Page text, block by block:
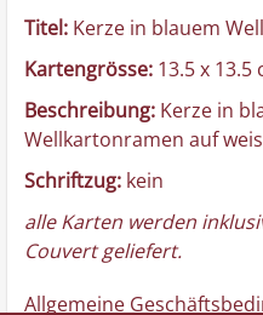
Titel:Kerze in blauem
Kartengrösse:13.5 x 13.5
Beschreibung:Kerze in
Wellkartonramen auf
Schriftzug:kein
alle Karten werden
Couvert geliefert.
Allgemeine